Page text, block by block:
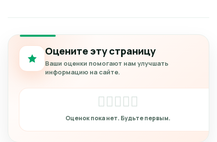
Оцените эту страницу
Ваши оценки помогают нам улучшать
информацию на сайте.